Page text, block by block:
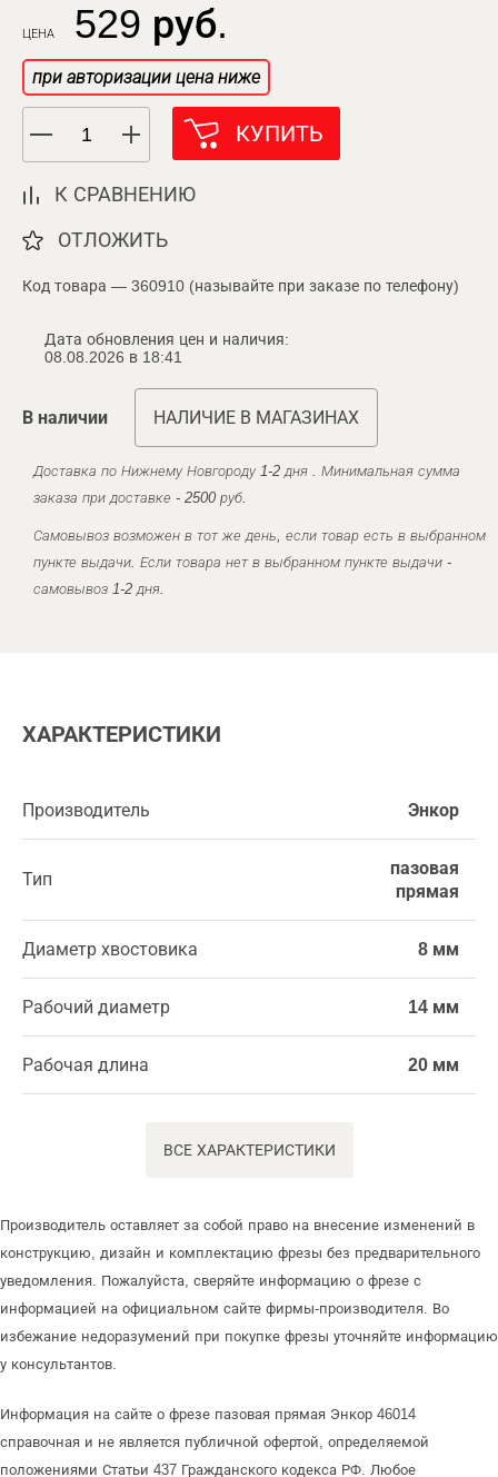
ЦЕНА 529 руб.
при авторизации цена ниже
КУПИТЬ
К СРАВНЕНИЮ
ОТЛОЖИТЬ
Код товара — 360910 (называйте при заказе по телефону)
Дата обновления цен и наличия:
08.08.2026 в 18:41
В наличии НАЛИЧИЕ В МАГАЗИНАХ
Доставка по Нижнему Новгороду 1-2 дня . Минимальная сумма
заказа при доставке - 2500 руб.
Самовывоз возможен в тот же день, если товар есть в выбранном
пункте выдачи. Если товара нет в выбранном пункте выдачи -
самовывоз 1-2 дня.
ХАРАКТЕРИСТИКИ
Производитель Энкор
Тип
пазовая
прямая
Диаметр хвостовика 8 мм
Рабочий диаметр 14 мм
Рабочая длина 20 мм
ВСЕ ХАРАКТЕРИСТИКИ
Производитель оставляет за собой право на внесение изменений в
конструкцию, дизайн и комплектацию фрезы без предварительного
уведомления. Пожалуйста, сверяйте информацию о фрезе с
информацией на официальном сайте фирмы-производителя. Во
избежание недоразумений при покупке фрезы уточняйте информацию
у консультантов.
Информация на сайте о фрезе пазовая прямая Энкор 46014
справочная и не является публичной офертой, определяемой
положениями Статьи 437 Гражданского кодекса РФ. Любое